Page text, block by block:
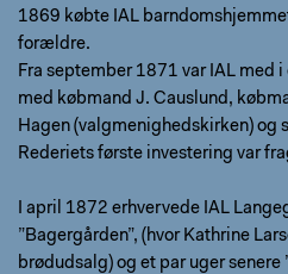
1869 købte IAL
forældre.
Fra september 1871 var IAL med
med købmand J. Causlund,
Hagen (valgmenighedskirken) og
Rederiets første investering var
I april 1872 erhvervede IAL
”Bagergården”, (hvor Kathrine
brødudsalg) og et par uger senere